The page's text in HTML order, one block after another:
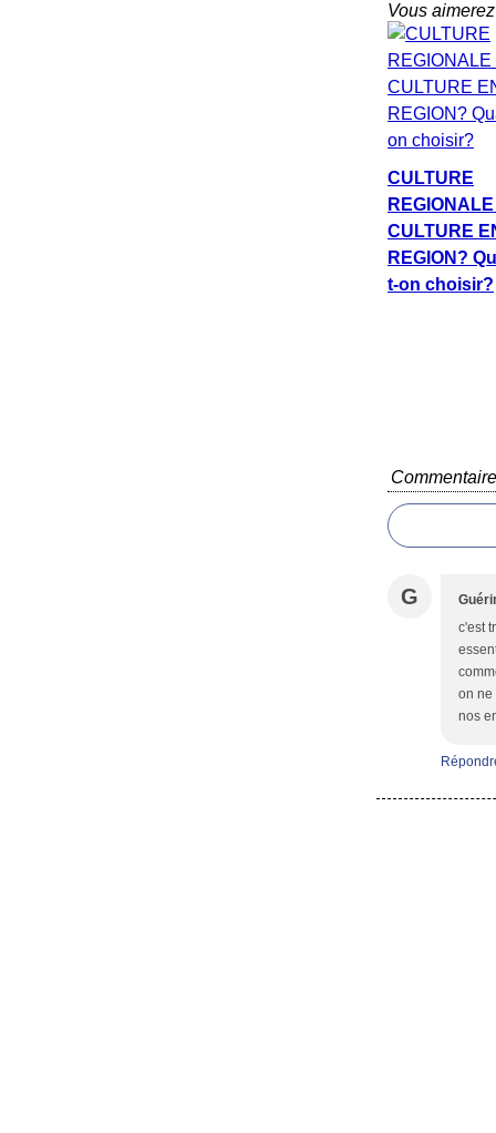
Vous
CULTURE
CULTURE
REGION?
t-on choisir?
G
c'est
on ne
nos